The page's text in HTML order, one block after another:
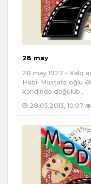
28 may
28 may 1927 - Xalq
Habil Mustafa oğlu
kəndində doğulub...
28.05.2013, 10:07